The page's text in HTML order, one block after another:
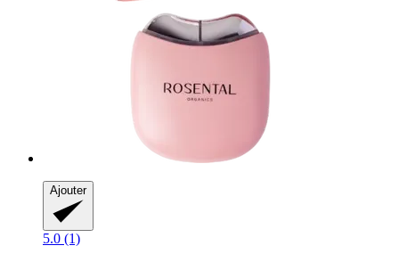
Ajouter
5.0 (1)